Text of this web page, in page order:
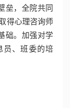
垒，全院共同
得心理咨询师
础。加强对学
员、班委的培